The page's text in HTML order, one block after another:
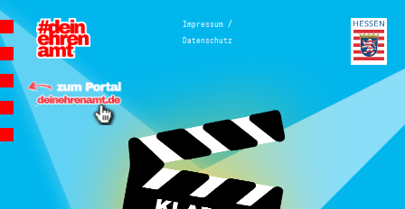
Hauptnavigation
Impressum /
Datenschutz